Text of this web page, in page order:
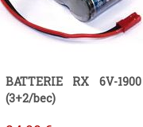
BATTERIE RX 6V-
(3+2/bec)